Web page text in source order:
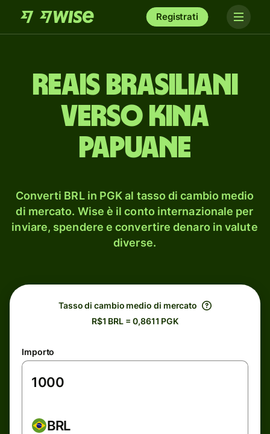
Registrati
reais brasiliani
verso kina
papuane
Converti BRL in PGK al tasso di cambio medio
di mercato. Wise è il conto internazionale per
inviare, spendere e convertire denaro in valute
diverse.
Tasso di cambio medio di mercato
R$1 BRL = 0,8611 PGK
Importo
BRL